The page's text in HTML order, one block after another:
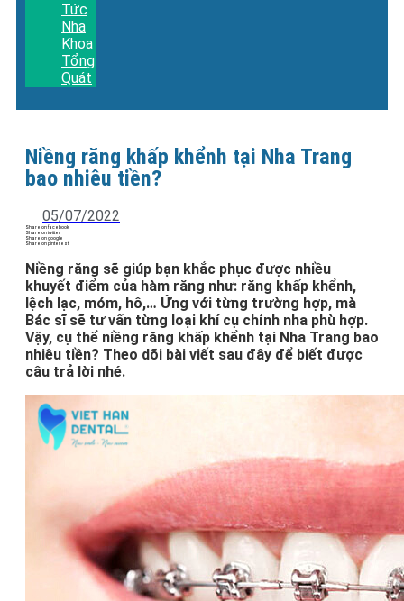
Tức
Nha
Khoa
Tổng
Quát
Niềng răng khấp khểnh tại Nha Trang
bao nhiêu tiền?
05/07/2022
Share on facebook
Share on twitter
Share on google
Share on pinterest
Niềng răng sẽ giúp bạn khắc phục được nhiều
khuyết điểm của hàm răng như: răng khấp khểnh,
lệch lạc, móm, hô,… Ứng với từng trường hợp, mà
Bác sĩ sẽ tư vấn từng loại khí cụ chỉnh nha phù hợp.
Vậy, cụ thể niềng răng khấp khểnh tại Nha Trang bao
nhiêu tiền? Theo dõi bài viết sau đây để biết được
câu trả lời nhé.